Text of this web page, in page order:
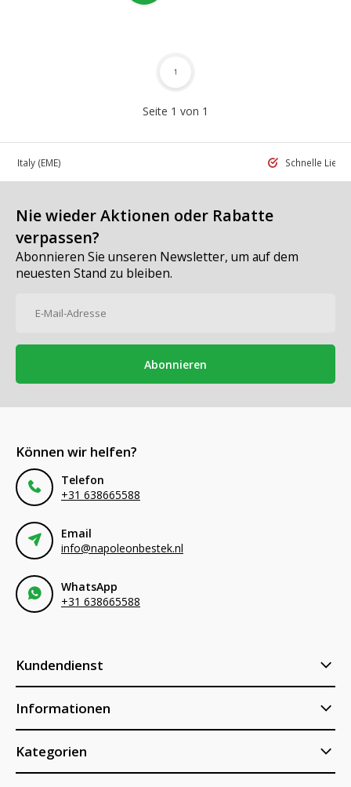
Seite 1 von 1
1
in Italy (EME) Schnelle
Nie wieder Aktionen oder Rabatte
verpassen?
Abonnieren Sie unseren Newsletter, um auf dem
neuesten Stand zu bleiben.
Abonnieren
Können wir helfen?
Telefon
+31 638665588
Email
info@napoleonbestek.nl
WhatsApp
+31 638665588
Kundendienst
Informationen
Kategorien